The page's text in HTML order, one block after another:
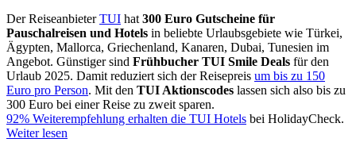
Der ReiseanbieterTUI hat 300 Euro Gutscheine für
Pauschalreisen und Hotels in beliebte Urlaubsgebiete wie Türkei,
Ägypten, Mallorca, Griechenland, Kanaren, Dubai, Tunesien im
Angebot. Günstiger sind Frühbucher TUI Smile Deals für den
Urlaub 2025. Damit reduziert sich der Reisepreis um bis zu 150
Euro pro Person. Mit den TUI Aktionscodes lassen sich also bis zu
300 Euro bei einer Reise zu zweit sparen.
92% Weiterempfehlung erhalten die TUI Hotels bei HolidayCheck.
Weiter lesen